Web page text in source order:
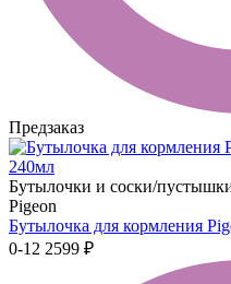
Предзаказ
Бутылочки и соски/
Pigeon
Бутылочка для кормления
0-12 2599 ₽